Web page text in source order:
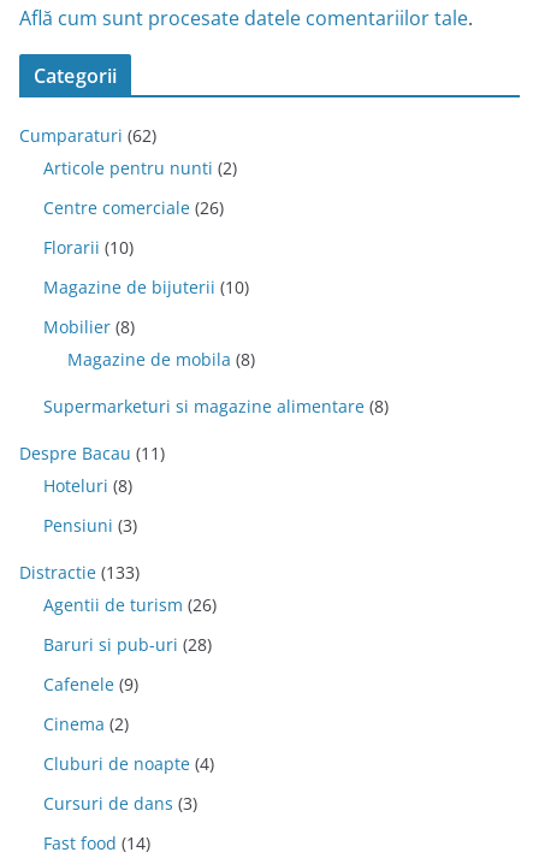
Află cum sunt procesate datele comentariilor tale.
Categorii
Cumparaturi (62)
Articole pentru nunti (2)
Centre comerciale (26)
Florarii (10)
Magazine de bijuterii (10)
Mobilier (8)
Magazine de mobila (8)
Supermarketuri si magazine alimentare (8)
Despre Bacau (11)
Hoteluri (8)
Pensiuni (3)
Distractie (133)
Agentii de turism (26)
Baruri si pub-uri (28)
Cafenele (9)
Cinema (2)
Cluburi de noapte (4)
Cursuri de dans (3)
Fast food (14)